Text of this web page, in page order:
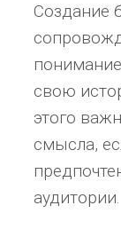
Создание
свою
этого
смысла,
аудитории.